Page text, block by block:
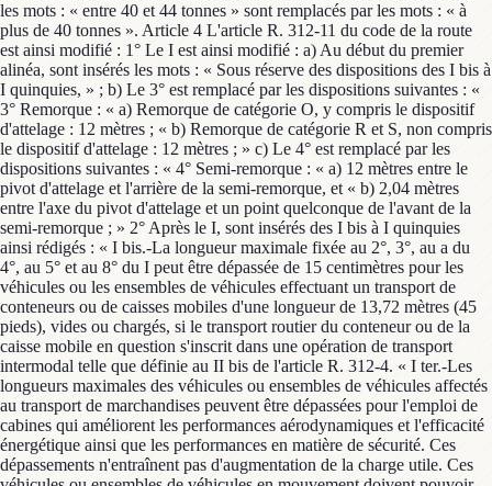
les mots : « entre 40 et 44 tonnes » sont remplacés par les mots : « à
plus de 40 tonnes ». Article 4 L'article R. 312-11 du code de la route
est ainsi modifié : 1° Le I est ainsi modifié : a) Au début du premier
alinéa, sont insérés les mots : « Sous réserve des dispositions des I bis à
I quinquies, » ; b) Le 3° est remplacé par les dispositions suivantes : «
3° Remorque : « a) Remorque de catégorie O, y compris le dispositif
d'attelage : 12 mètres ; « b) Remorque de catégorie R et S, non compris
le dispositif d'attelage : 12 mètres ; » c) Le 4° est remplacé par les
dispositions suivantes : « 4° Semi-remorque : « a) 12 mètres entre le
pivot d'attelage et l'arrière de la semi-remorque, et « b) 2,04 mètres
entre l'axe du pivot d'attelage et un point quelconque de l'avant de la
semi-remorque ; » 2° Après le I, sont insérés des I bis à I quinquies
ainsi rédigés : « I bis.-La longueur maximale fixée au 2°, 3°, au a du
4°, au 5° et au 8° du I peut être dépassée de 15 centimètres pour les
véhicules ou les ensembles de véhicules effectuant un transport de
conteneurs ou de caisses mobiles d'une longueur de 13,72 mètres (45
pieds), vides ou chargés, si le transport routier du conteneur ou de la
caisse mobile en question s'inscrit dans une opération de transport
intermodal telle que définie au II bis de l'article R. 312-4. « I ter.-Les
longueurs maximales des véhicules ou ensembles de véhicules affectés
au transport de marchandises peuvent être dépassées pour l'emploi de
cabines qui améliorent les performances aérodynamiques et l'efficacité
énergétique ainsi que les performances en matière de sécurité. Ces
dépassements n'entraînent pas d'augmentation de la charge utile. Ces